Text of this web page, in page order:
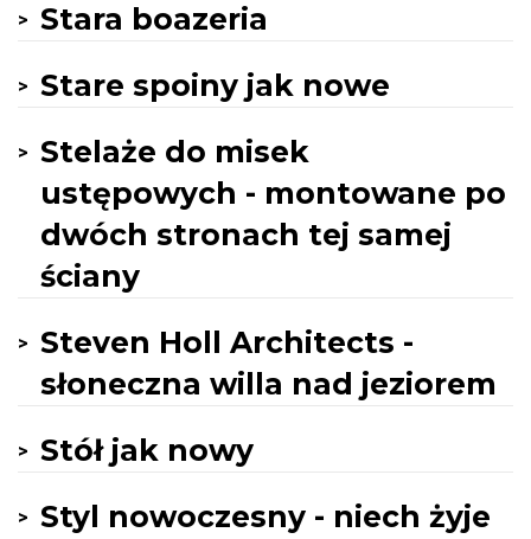
Stara boazeria
Stare spoiny jak nowe
Stelaże do misek
ustępowych - montowane po
dwóch stronach tej samej
ściany
Steven Holl Architects -
słoneczna willa nad jeziorem
Stół jak nowy
Styl nowoczesny - niech żyje